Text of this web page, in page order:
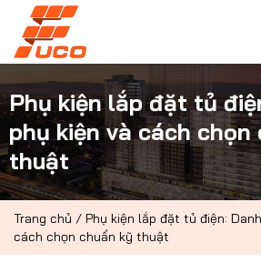
qua
nội
dung
Phụ kiện lắp đặt tủ
phụ kiện và cách chọn
thuật
Trang chủ / Phụ kiện lắp đặt tủ điện:
cách chọn chuẩn kỹ thuật